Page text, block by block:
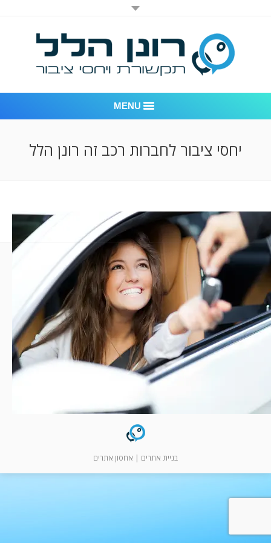
MENU
לקוחות – משרד יחסי ציבור רונן הלל
חדר חדשות
המלצות
ניהול מוניטין
צור קשר
יחסי ציבור לחברות רכב זה רונן הלל
בניית אתרים | אחסון אתרים